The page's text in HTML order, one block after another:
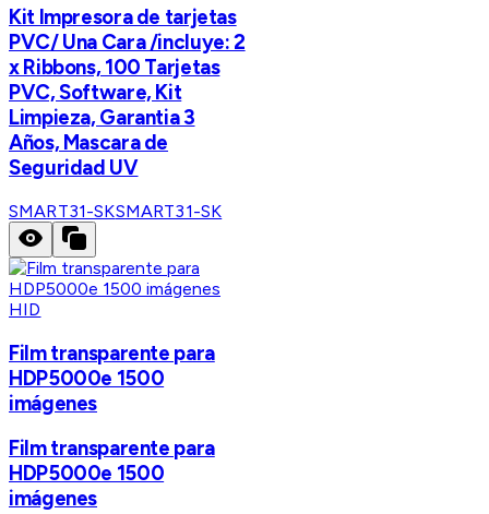
Kit Impresora de tarjetas
PVC/ Una Cara /incluye: 2
x Ribbons, 100 Tarjetas
PVC, Software, Kit
Limpieza, Garantia 3
Años, Mascara de
Seguridad UV
SMART31-SKSMART31-SK
HID
Film transparente para
HDP5000e 1500
imágenes
Film transparente para
HDP5000e 1500
imágenes